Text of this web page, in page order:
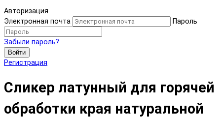
Авторизация
Электронная почта
Пароль
Забыли пароль?
Войти
Регистрация
Сликер латунный для горячей
обработки края натуральной